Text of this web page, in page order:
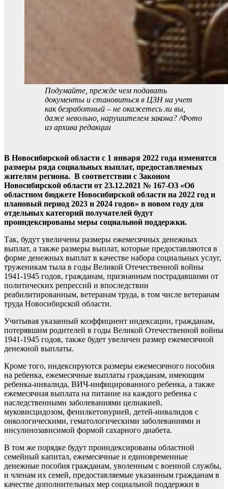
Подумайте, прежде чем подавать
документы и становиться в ЦЗН на учет
как безработный – не окажетесь ли вы,
даже невольно, нарушителем закона? /Фото
из архива редакции
В Новосибирской области с 1 января 2022 года изменятся
размеры ряда социальных выплат, предоставляемых
жителям региона. В соответствии с Законом
Новосибирской области от 23.12.2021 № 167-ОЗ «Об
областном бюджете Новосибирской области на 2022 год и
плановый период 2023 и 2024 годов» в новом году для
отдельных категорий получателей будут
проиндексированы меры социальной поддержки.
Так, будут увеличены размеры ежемесячных денежных
выплат, а также размеры выплат, которые предоставляются в
форме денежных выплат в качестве набора социальных услуг,
труженикам тыла в годы Великой Отечественной войны
1941-1945 годов, гражданам, признанным пострадавшими от
политических репрессий и впоследствии
реабилитированным, ветеранам труда, в том числе ветеранам
труда Новосибирской области.
Учитывая указанный коэффициент индексации, гражданам,
потерявшим родителей в годы Великой Отечественной войны
1941-1945 годов, также будет увеличен размер ежемесячной
денежной выплаты.
Кроме того, индексируются размеры ежемесячного пособия
на ребенка, ежемесячные выплаты гражданам, имеющим
ребенка-инвалида, ВИЧ-инфицированного ребенка, а также
ежемесячная выплата на питание на каждого ребенка с
наследственными заболеваниями целиакией,
муковисцидозом, фенилкетонурией, детей-инвалидов с
онкологическими, гематологическими заболеваниями и
инсулинозависимой формой сахарного диабета.
В том же порядке будут проиндексированы областной
семейный капитал, ежемесячные и единовременные
денежные пособия гражданам, уволенным с военной службы,
и членам их семей, предоставляемые указанным гражданам в
качестве дополнительных мер социальной поддержки в